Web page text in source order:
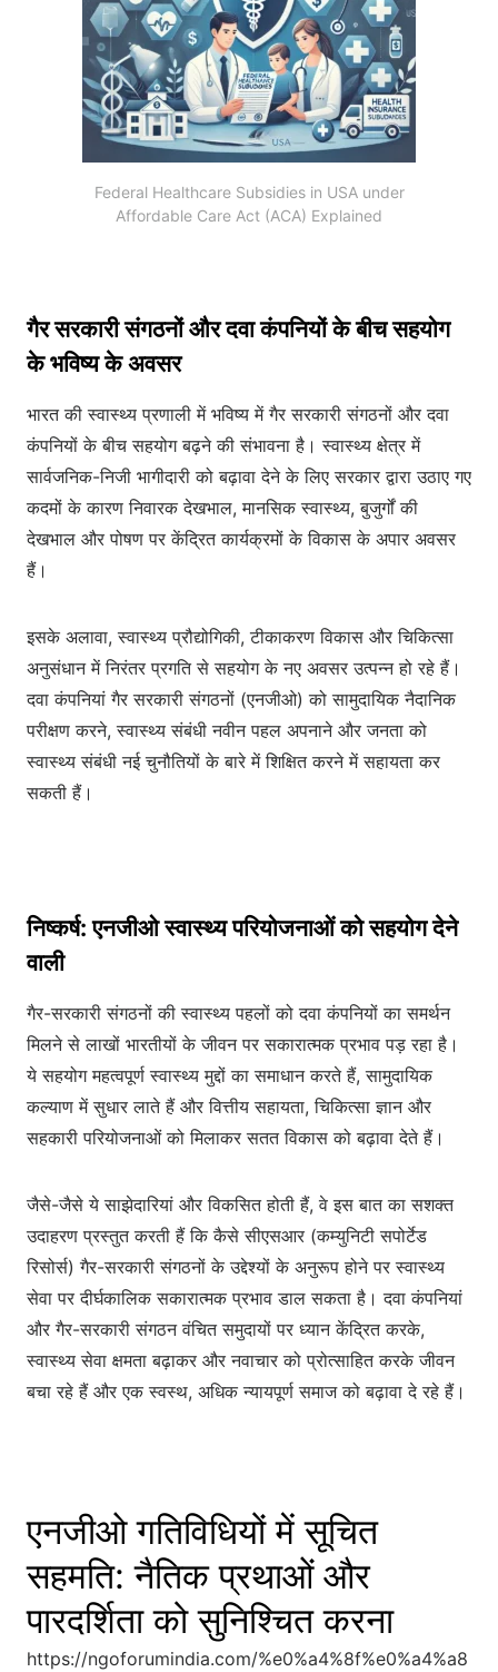
Federal Healthcare Subsidies in USA under
Affordable Care Act (ACA) Explained
गैर सरकारी संगठनों और दवा कंपनियों के बीच सहयोग
के भविष्य के अवसर
भारत की स्वास्थ्य प्रणाली में भविष्य में गैर सरकारी संगठनों और दवा
कंपनियों के बीच सहयोग बढ़ने की संभावना है। स्वास्थ्य क्षेत्र में
सार्वजनिक-निजी भागीदारी को बढ़ावा देने के लिए सरकार द्वारा उठाए गए
कदमों के कारण निवारक देखभाल, मानसिक स्वास्थ्य, बुजुर्गों की
देखभाल और पोषण पर केंद्रित कार्यक्रमों के विकास के अपार अवसर
हैं।
इसके अलावा, स्वास्थ्य प्रौद्योगिकी, टीकाकरण विकास और चिकित्सा
अनुसंधान में निरंतर प्रगति से सहयोग के नए अवसर उत्पन्न हो रहे हैं।
दवा कंपनियां गैर सरकारी संगठनों (एनजीओ) को सामुदायिक नैदानिक ​​
परीक्षण करने, स्वास्थ्य संबंधी नवीन पहल अपनाने और जनता को
स्वास्थ्य संबंधी नई चुनौतियों के बारे में शिक्षित करने में सहायता कर
सकती हैं।
निष्कर्ष: एनजीओ स्वास्थ्य परियोजनाओं को सहयोग देने
वाली
गैर-सरकारी संगठनों की स्वास्थ्य पहलों को दवा कंपनियों का समर्थन
मिलने से लाखों भारतीयों के जीवन पर सकारात्मक प्रभाव पड़ रहा है।
ये सहयोग महत्वपूर्ण स्वास्थ्य मुद्दों का समाधान करते हैं, सामुदायिक
कल्याण में सुधार लाते हैं और वित्तीय सहायता, चिकित्सा ज्ञान और
सहकारी परियोजनाओं को मिलाकर सतत विकास को बढ़ावा देते हैं।
जैसे-जैसे ये साझेदारियां और विकसित होती हैं, वे इस बात का सशक्त
उदाहरण प्रस्तुत करती हैं कि कैसे सीएसआर (कम्युनिटी सपोर्टेड
रिसोर्स) गैर-सरकारी संगठनों के उद्देश्यों के अनुरूप होने पर स्वास्थ्य
सेवा पर दीर्घकालिक सकारात्मक प्रभाव डाल सकता है। दवा कंपनियां
और गैर-सरकारी संगठन वंचित समुदायों पर ध्यान केंद्रित करके,
स्वास्थ्य सेवा क्षमता बढ़ाकर और नवाचार को प्रोत्साहित करके जीवन
बचा रहे हैं और एक स्वस्थ, अधिक न्यायपूर्ण समाज को बढ़ावा दे रहे हैं।
एनजीओ गतिविधियों में सूचित
सहमति: नैतिक प्रथाओं और
पारदर्शिता को सुनिश्चित करना
https://ngoforumindia.com/%e0%a4%8f%e0%a4%a8